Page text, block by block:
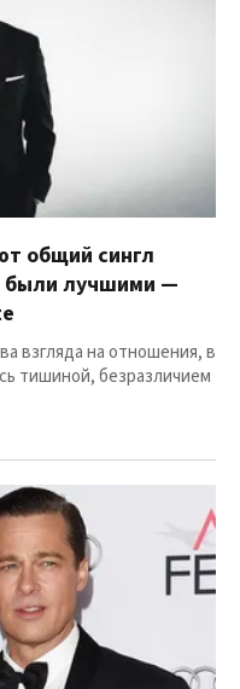
общий сингл
были лучшими —
взгляда на отношения, в
тишиной, безразличием